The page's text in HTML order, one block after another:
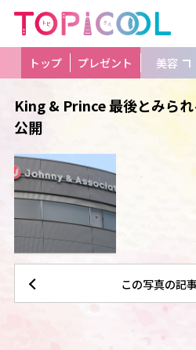
トップ プレゼント 美容
King & Prince 最後とみら
公開
この写真の記